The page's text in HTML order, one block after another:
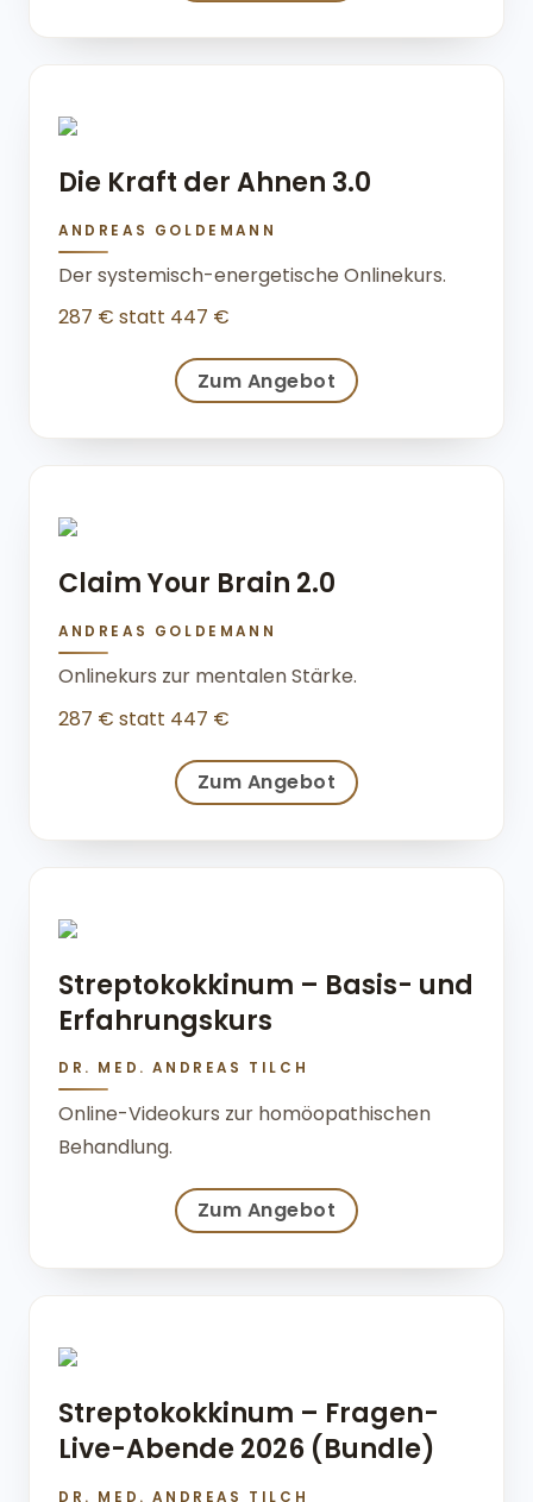
Die Kraft der Ahnen 3.0
ANDREAS GOLDEMANN
Der systemisch-energetische Onlinekurs.
287 € statt 447 €
Zum Angebot
Claim Your Brain 2.0
ANDREAS GOLDEMANN
Onlinekurs zur mentalen Stärke.
287 € statt 447 €
Zum Angebot
Streptokokkinum – Basis- und
Erfahrungskurs
DR. MED. ANDREAS TILCH
Online-Videokurs zur homöopathischen
Behandlung.
Zum Angebot
Streptokokkinum – Fragen-
Live-Abende 2026 (Bundle)
DR. MED. ANDREAS TILCH